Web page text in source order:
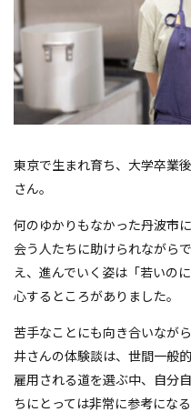
東京で生まれ育ち、大学卒業
さん。
何のゆかりもなかった丹波市
会う人たちに助けられながら
え、進んでいく姿は「若いの
心するところがありました。
苦手なことにも向き合いなが
井さんの体験談は、世間一般
雇用される道を選ぶ中、自分
ちにとっては非常に参考にな